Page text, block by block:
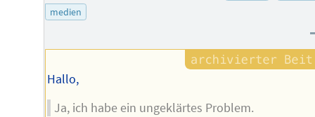
medien
Hallo,
Ja, ich habe ein ungeklärtes Problem.